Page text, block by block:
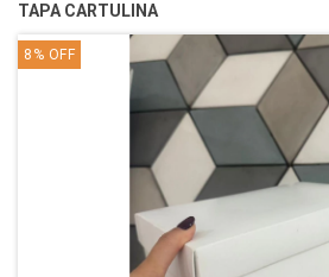
TAPA CARTULINA
8 % OFF